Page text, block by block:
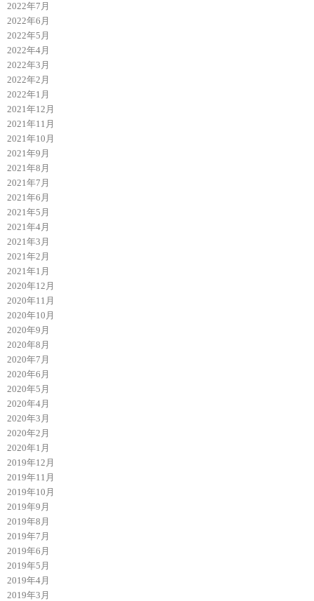
2022年7月
2022年6月
2022年5月
2022年4月
2022年3月
2022年2月
2022年1月
2021年12月
2021年11月
2021年10月
2021年9月
2021年8月
2021年7月
2021年6月
2021年5月
2021年4月
2021年3月
2021年2月
2021年1月
2020年12月
2020年11月
2020年10月
2020年9月
2020年8月
2020年7月
2020年6月
2020年5月
2020年4月
2020年3月
2020年2月
2020年1月
2019年12月
2019年11月
2019年10月
2019年9月
2019年8月
2019年7月
2019年6月
2019年5月
2019年4月
2019年3月